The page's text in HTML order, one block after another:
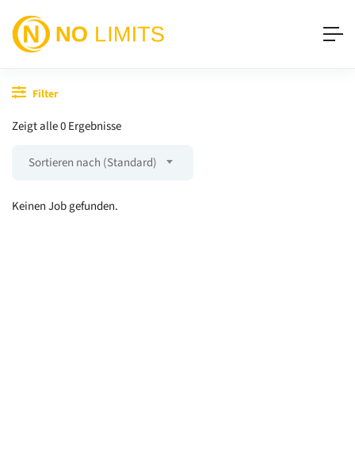
Filter
Zeigt alle 0 Ergebnisse
Sortieren nach (Standard)
Keinen Job gefunden.